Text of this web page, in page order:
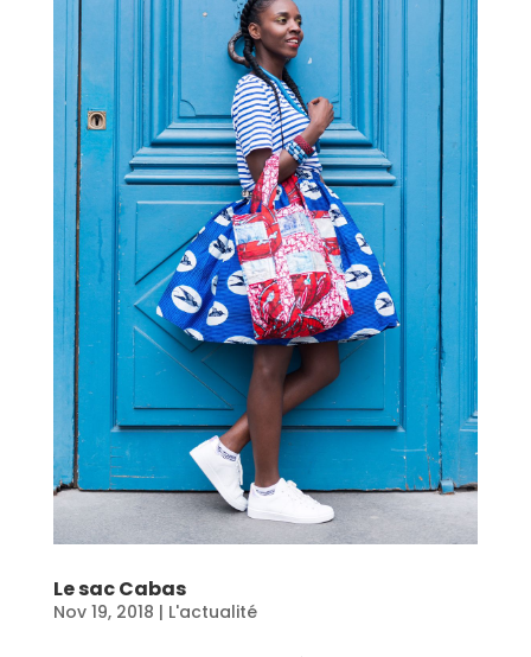
Le sac Cabas
Nov 19, 2018 | L'actualité